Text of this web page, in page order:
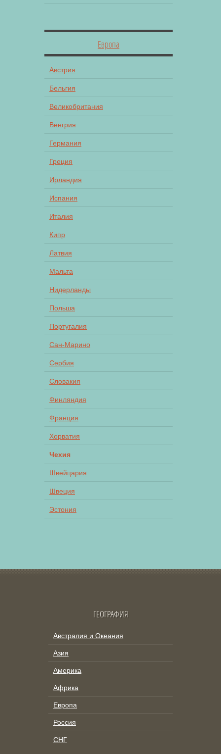
Европа
Австрия
Бельгия
Великобритания
Венгрия
Германия
Греция
Ирландия
Испания
Италия
Кипр
Латвия
Мальта
Нидерланды
Польша
Португалия
Сан-Марино
Сербия
Словакия
Финляндия
Франция
Хорватия
Чехия
Швейцария
Швеция
Эстония
ГЕОГРАФИЯ
Австралия и Океания
Азия
Америка
Африка
Европа
Россия
СНГ